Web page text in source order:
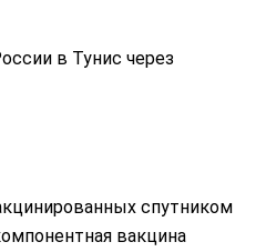
в Тунис через
спутником
вакцина